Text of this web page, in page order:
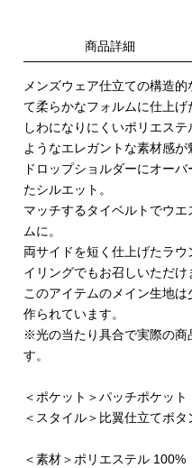
商品詳細
メンズウェア仕立ての構造
て柔らかなフォルムに仕上げ
しわになりにくいポリエス
ようなエレガントな素材感が
ドロップショルダーにオー
たシルエット。
マッチするタイベルトでウ
ムに。
両サイドを短く仕上げたラ
イリングでもお召しいただけ
このアイテムのメイン生地
作られています。
※光の当たり具合で実際の商
す。
＜ポケット＞パッチポケット
＜スタイル＞比翼仕立てボ
＜素材＞ポリエステル 100%